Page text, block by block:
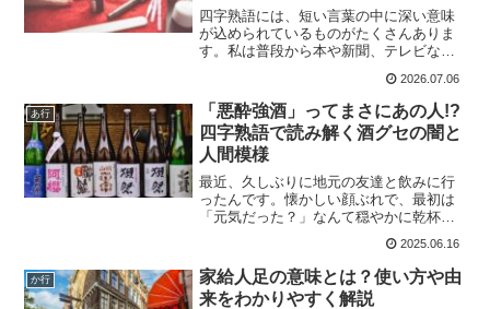
四字熟語には、短い言葉の中に深い意味
が込められているものがたくさんありま
す。私は普段から本や新聞、テレビなど
意味なのだろう」と興味を持って調べる
ことがあります。その中でも、特に印象
に残った言葉の一つが「画...
2026.07.06
あ行
「悪酔強酒」ってまさにあの人!?
四字熟語で読み解く酒グセの闇と
人間模様
最近、久しぶりに地元の友達と飲みに行
ったんです。懐かしい顔ぶれで、最初は
「元気だった？」なんて穏やかに乾杯し
ピリピリ。原因は、ある一人の友人の“飲
み方”。口調は荒くなり、顔は真っ赤、挙
句の果てには昔の愚痴...
2025.06.16
か行
家給人足の意味とは？使い方や由
来をわかりやすく解説